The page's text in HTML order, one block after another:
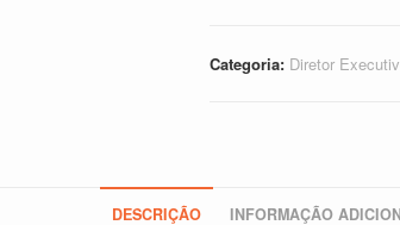
Categoria: Diretor
DESCRIÇÃO INFORMAÇÃO